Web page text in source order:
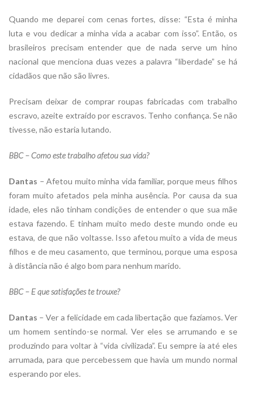
Quando me deparei com cenas fortes, disse: “Esta é minha
luta e vou dedicar a minha vida a acabar com isso”. Então, os
brasileiros precisam entender que de nada serve um hino
nacional que menciona duas vezes a palavra “liberdade” se há
cidadãos que não são livres.
Precisam deixar de comprar roupas fabricadas com trabalho
escravo, azeite extraído por escravos. Tenho confiança. Se não
tivesse, não estaria lutando.
BBC – Como este trabalho afetou sua vida?
Dantas – Afetou muito minha vida familiar, porque meus filhos
foram muito afetados pela minha ausência. Por causa da sua
idade, eles não tinham condições de entender o que sua mãe
estava fazendo. E tinham muito medo deste mundo onde eu
estava, de que não voltasse. Isso afetou muito a vida de meus
filhos e de meu casamento, que terminou, porque uma esposa
à distância não é algo bom para nenhum marido.
BBC – E que satisfações te trouxe?
Dantas – Ver a felicidade em cada libertação que fazíamos. Ver
um homem sentindo-se normal. Ver eles se arrumando e se
produzindo para voltar à “vida civilizada”. Eu sempre ia até eles
arrumada, para que percebessem que havia um mundo normal
esperando por eles.